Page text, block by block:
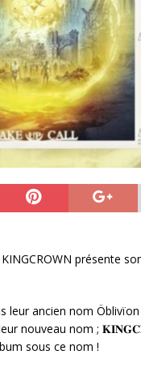
présente
leur ancien nom
leur nouveau nom ;
sous ce nom !